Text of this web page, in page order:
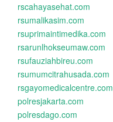
rscahayasehat.com
rsumalikasim.com
rsuprimaintimedika.com
rsarunlhokseumaw.com
rsufauziahbireu.com
rsumumcitrahusada.com
rsgayomedicalcentre.com
polresjakarta.com
polresdago.com